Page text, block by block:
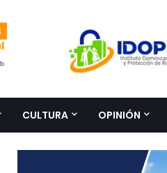
CULTURA OPINIÓN